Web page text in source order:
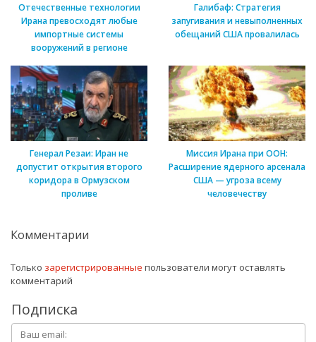
Отечественные технологии
Ирана превосходят любые
импортные системы
вооружений в регионе
Галибаф: Стратегия
запугивания и невыполненных
обещаний США провалилась
Генерал Резаи: Иран не
допустит открытия второго
коридора в Ормузском
проливе
Миссия Ирана при ООН:
Расширение ядерного арсенала
США — угроза всему
человечеству
Комментарии
Только зарегистрированные пользователи могут оставлять
комментарий
Подписка